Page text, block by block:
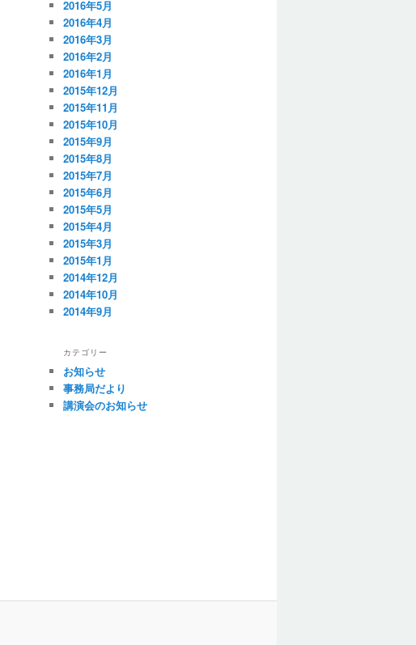
2016年5月
2016年4月
2016年3月
2016年2月
2016年1月
2015年12月
2015年11月
2015年10月
2015年9月
2015年8月
2015年7月
2015年6月
2015年5月
2015年4月
2015年3月
2015年1月
2014年12月
2014年10月
2014年9月
カテゴリー
お知らせ
事務局だより
講演会のお知らせ